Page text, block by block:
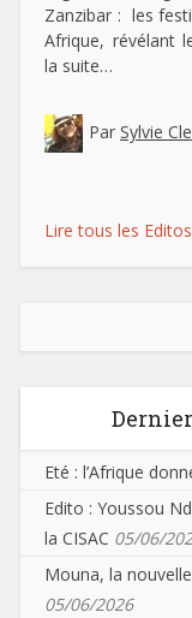
Zanzibar : les
Afrique, révélant
la suite…
Par Sylvie
Lire tous les Editos
Eté : l’Afrique
Edito : Youssou
la CISAC 05/06/
Mouna, la
05/06/2026